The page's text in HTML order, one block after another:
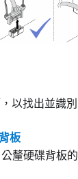
以找出並識
板
釐硬碟背板